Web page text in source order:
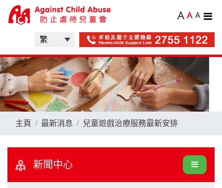
A A A
主頁 最新消息 兒童遊戲治療服務最新安排
新聞中心